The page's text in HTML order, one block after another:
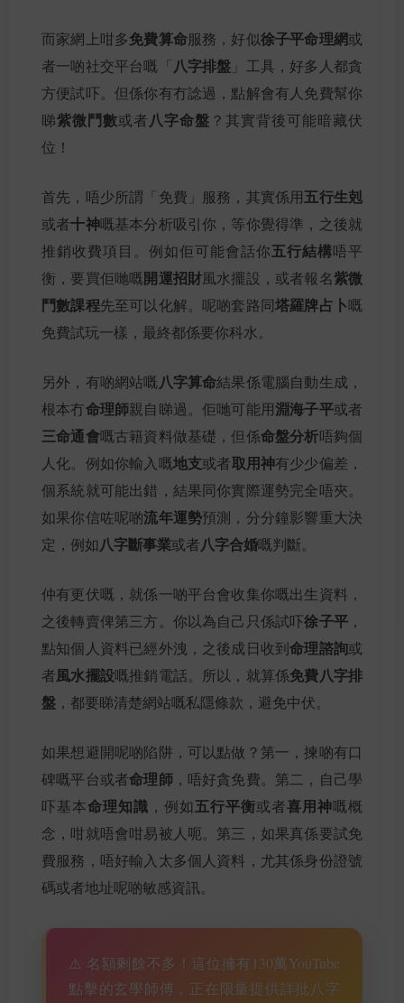
而家網上咁多免費算命服務，好似徐子平命理網或
者一啲社交平台嘅「八字排盤 」工具，好多人都貪
方便試吓。但係你有冇諗過，點解會有人免費幫你
睇紫微鬥數或者八字命盤 ？其實背後可能暗藏伏
位！
首先，唔少所謂「免費」服務，其實係用五行生剋
或者十神嘅基本分析吸引你，等你覺得準，之後就
推銷收費項目。例如佢可能會話你五行結構唔平
衡，要買佢哋嘅開運招財風水擺設，或者報名紫微
鬥數課程先至可以化解。呢啲套路同塔羅牌占卜嘅
免費試玩一樣，最終都係要你科水。
另外，有啲網站嘅八字算命結果係電腦自動生成，
根本冇命理師親自睇過。佢哋可能用淵海子平或者
三命通會嘅古籍資料做基礎，但係命盤分析唔夠個
人化。例如你輸入嘅地支或者取用神有少少偏差，
個系統就可能出錯，結果同你實際運勢完全唔夾。
如果你信咗呢啲流年運勢預測，分分鐘影響重大決
定，例如八字斷事業或者八字合婚嘅判斷。
仲有更伏嘅，就係一啲平台會收集你嘅出生資料，
之後轉賣俾第三方。你以為自己只係試吓徐子平 ，
點知個人資料已經外洩，之後成日收到命理諮詢或
者風水擺設嘅推銷電話。所以，就算係免費八字排
盤 ，都要睇清楚網站嘅私隱條款，避免中伏。
如果想避開呢啲陷阱，可以點做？第一，揀啲有口
碑嘅平台或者命理師，唔好貪免費。第二，自己學
吓基本命理知識 ，例如五行平衡或者喜用神嘅概
念，咁就唔會咁易被人呃。第三，如果真係要試免
費服務，唔好輸入太多個人資料，尤其係身份證號
碼或者地址呢啲敏感資訊。
⚠️ 名額剩餘不多！這位擁有130萬YouTube
點擊的玄學師傅，正在限量提供詳批八字